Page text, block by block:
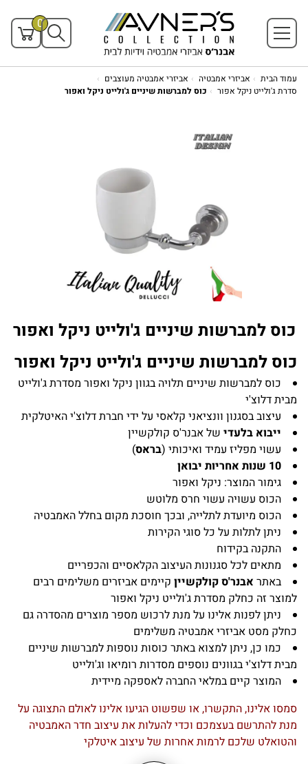
0
עמוד הבית אביזרי אמבטיה
אביזרי אמבטיה מעוצבים
סדרת ג'ולייט ניקל אפור
כוס למברשות שיניים ג'ולייט ניקל ואפור
כוס למברשות שיניים ג'ולייט ניקל ואפור
כוס למברשות שיניים ג'ולייט ניקל ואפור
כוס למברשות שיניים תלויה בגוון ניקל ואפור מסדרת ג'ולייט
מבית דלוצ'י
עיצוב בסגנון וונציאני קלאסי על ידי חברת דלוצ'י האיטלקית
ייבוא בלעדי של אבנר'ס קולקשיין
עשוי מפליז עמיד ואיכותי (בראס)
10 שנות אחריות יבואן
גימור המוצר: ניקל ואפור
הכוס עשויה עשוי חרס מלוטש
הכוס מיועדת לתלייה, ובכך חוסכת מקום בחלל האמבטיה
ניתן לתלות על כל סוגי הקירות
התקנה בקידוח
מתאים לכל סגנונות העיצוב הקלאסיים והכפריים
באתר אבנר'ס קולקשיין קיימים אביזרים משלימים רבים
למוצר זה כחלק מסדרת ג'ולייט ניקל ואפור
ניתן לפנות אלינו על מנת לרכוש מספר מוצרים מהסדרה גם
כחלק מסט אביזרי אמבטיה משלימים
כמו כן, ניתן למצוא באתר כוסות נוספות למברשות שיניים
מבית דלוצ'י בגוונים נוספים מסדרות רומיאו וג'ולייט
המוצר קיים במלאי החברה לאספקה מיידית
סמסו אלינו, התקשרו, או שפשוט הגיעו אלינו לאולם התצוגה על
מנת להתרשם בעצמכם וכדי להעלות את עיצוב חדר האמבטיה
והטואלט שלכם לרמות אחרות של עיצוב איטלקי